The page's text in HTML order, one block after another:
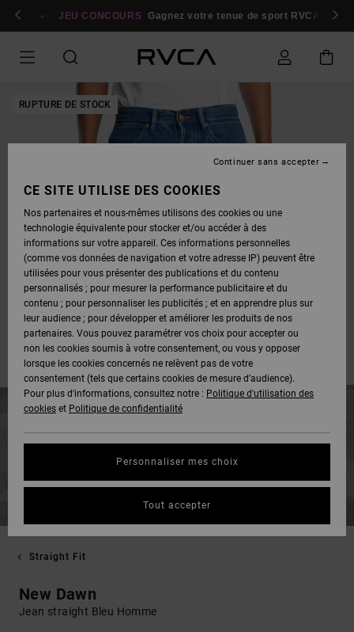
Se connecter / s'inscrire
JEU CONCOURS Gagnez votre tenue de sport RVCA
RUPTURE DE STOCK
Straight Fit
New Dawn
Jean straight Bleu Homme
CE SITE UTILISE DES COOKIES
Nos partenaires et nous-mêmes utilisons des cookies ou une
technologie équivalente pour stocker et/ou accéder à des
informations sur votre appareil. Ces informations personnelles
(comme vos données de navigation et votre adresse IP) peuvent être
utilisées pour vous présenter des publications et du contenu
personnalisés ; pour mesurer la performance publicitaire et du
contenu ; pour personnaliser les publicités ; et en apprendre plus sur
leur audience ; pour développer et améliorer les produits de nos
partenaires. Vous pouvez paramétrer vos choix pour accepter ou
non les cookies soumis à votre consentement, ou vous y opposer
lorsque les cookies concernés ne relèvent pas de votre
consentement (tels que certains cookies de mesure d’audience).
Pour plus d'informations, consultez notre : Politique d'utilisation des
cookies et Politique de confidentialité
Personnaliser mes choix
Continuer sans accepter
Tout accepter